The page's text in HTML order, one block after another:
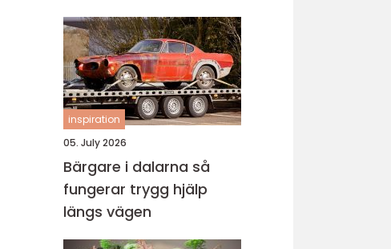
inspiration
05. July 2026
Bärgare i dalarna så
fungerar trygg hjälp
längs vägen